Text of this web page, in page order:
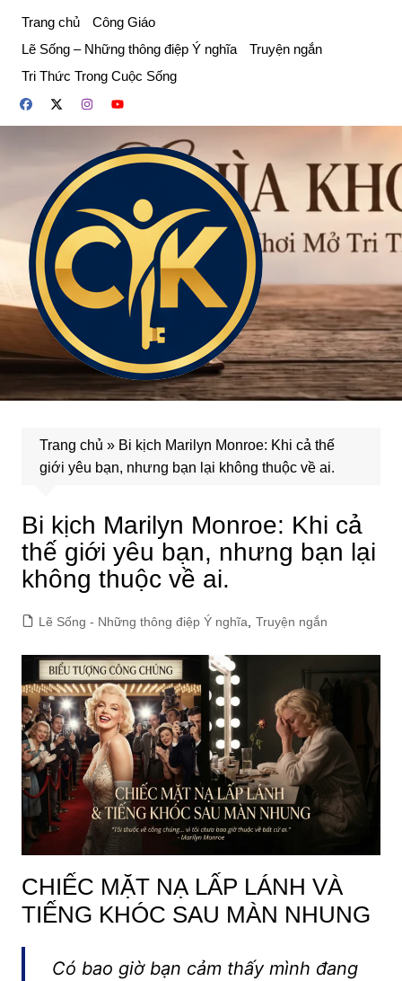
phần
dung
Trang chủ
Công Giáo
Lẽ Sống – Những thông điệp Ý nghĩa
Truyện ngắn
Tri Thức Trong Cuộc Sống
Trang chủ » Bi kịch Marilyn Monroe: Khi cả thế
giới yêu bạn, nhưng bạn lại không thuộc về ai.
Bi kịch Marilyn Monroe: Khi cả
thế giới yêu bạn, nhưng bạn lại
không thuộc về ai.
Lẽ Sống - Những thông điệp Ý nghĩa Truyện ngắn
CHIẾC MẶT NẠ LẤP LÁNH VÀ
TIẾNG KHÓC SAU MÀN NHUNG
Có bao giờ bạn cảm thấy mình đang